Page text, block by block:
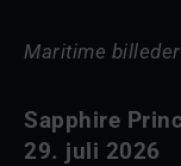
Maritime
Sapphire
29. juli 2026